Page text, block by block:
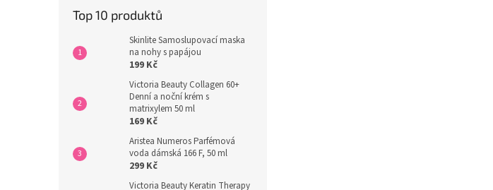
Top 10 produktů
Skinlite Samoslupovací maska
na nohy s papájou
199 Kč
Victoria Beauty Collagen 60+
Denní a noční krém s
matrixylem 50 ml
169 Kč
Aristea Numeros Parfémová
voda dámská 166 F, 50 ml
299 Kč
Victoria Beauty Keratin Therapy